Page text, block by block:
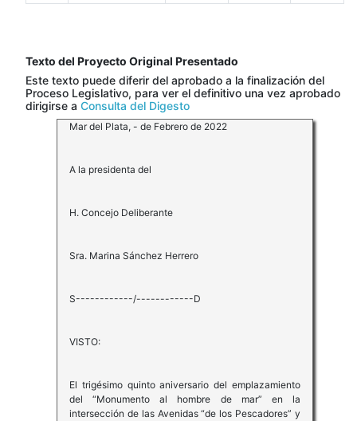
Texto del Proyecto Original Presentado
Este texto puede diferir del aprobado a la finalización del
Proceso Legislativo, para ver el definitivo una vez aprobado
dirigirse a Consulta del Digesto
Mar del Plata, - de Febrero de 2022
A la presidenta del
H. Concejo Deliberante
Sra. Marina Sánchez Herrero
S------------/------------D
VISTO:
El trigésimo quinto aniversario del emplazamiento
del “Monumento al hombre de mar” en la
intersección de las Avenidas “de los Pescadores” y